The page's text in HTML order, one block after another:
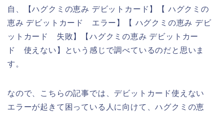
自、【ハグクミの恵み デビットカード】【 ハグクミの
恵み デビットカード エラー】【 ハグクミの恵み デビ
ットカード 失敗】【ハグクミの恵み デビットカー
ド 使えない】という感じで調べているのだと思いま
す。
なので、こちらの記事では、デビットカード使えない
エラーが起きて困っている人に向けて、ハグクミの恵